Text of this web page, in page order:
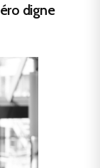
digne